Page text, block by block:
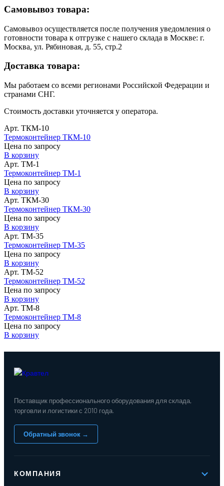
Самовывоз товара:
Самовывоз осуществляется после получения уведомления о
готовности товара к отгрузке с нашего склада в Москве: г.
Москва, ул. Рябиновая, д. 55, стр.2
Доставка товара:
Мы работаем со всеми регионами Российской Федерации и
странами СНГ.
Стоимость доставки уточняется у оператора.
Арт. ТКМ-10
Термоконтейнер ТКМ-10
Цена по запросу
В корзину
Арт. ТМ-1
Термоконтейнер ТМ-1
Цена по запросу
В корзину
Арт. ТКМ-30
Термоконтейнер ТКМ-30
Цена по запросу
В корзину
Арт. ТМ-35
Термоконтейнер ТМ-35
Цена по запросу
В корзину
Арт. ТМ-52
Термоконтейнер ТМ-52
Цена по запросу
В корзину
Арт. ТМ-8
Термоконтейнер ТМ-8
Цена по запросу
В корзину
Поставщик профессионального оборудования для склада,
торговли и логистики с 2010 года.
Обратный звонок →
КОМПАНИЯ